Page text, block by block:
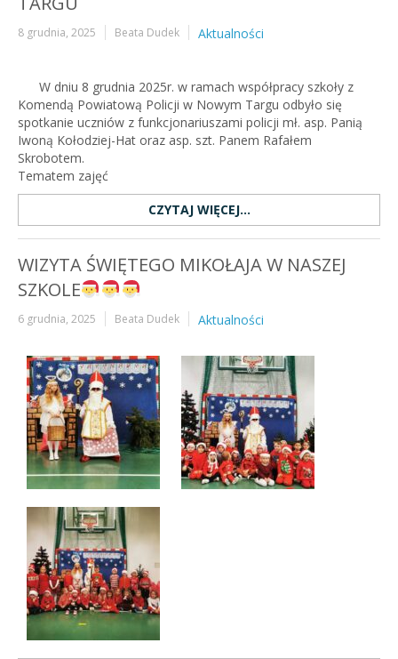
8 grudnia, 2025 Beata Dudek Aktualności
W dniu 8 grudnia 2025r. w ramach współpracy szkoły z
Komendą Powiatową Policji w Nowym Targu odbyło się
spotkanie uczniów z funkcjonariuszami policji mł. asp. Panią
Iwoną Kołodziej-Hat oraz asp. szt. Panem Rafałem
Skrobotem.
Tematem zajęć
CZYTAJ WIĘCEJ...
WIZYTA ŚWIĘTEGO MIKOŁAJA W NASZEJ
SZKOLE
6 grudnia, 2025 Beata Dudek Aktualności